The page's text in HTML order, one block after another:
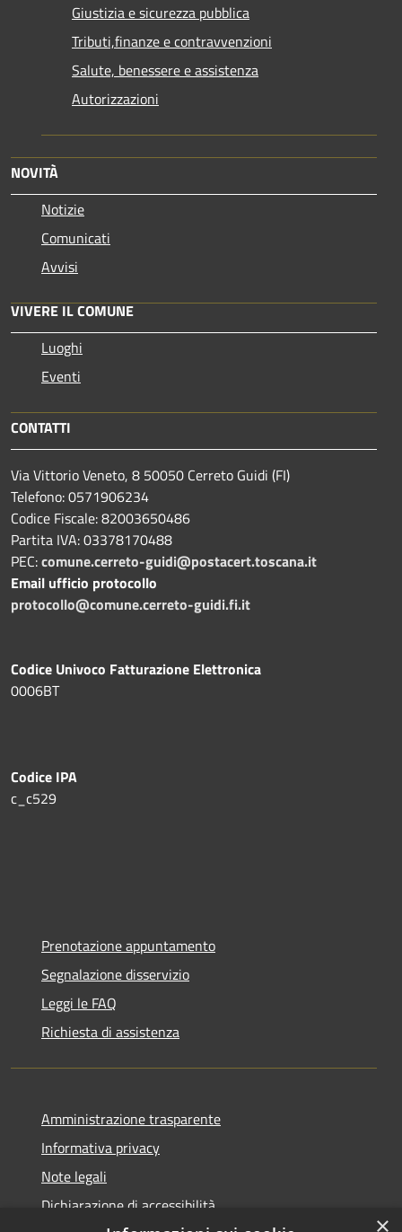
Giustizia e sicurezza pubblica
Tributi,finanze e contravvenzioni
Salute, benessere e assistenza
Autorizzazioni
NOVITÀ
Notizie
Comunicati
Avvisi
VIVERE IL COMUNE
Luoghi
Eventi
CONTATTI
Via Vittorio Veneto, 8 50050 Cerreto Guidi (FI)
Telefono: 0571906234
Codice Fiscale: 82003650486
Partita IVA: 03378170488
PEC:comune.cerreto-guidi@postacert.toscana.it
Email ufficio protocollo
protocollo@comune.cerreto-guidi.fi.it
Codice Univoco Fatturazione Elettronica
0006BT
Codice IPA
c_c529
Prenotazione appuntamento
Segnalazione disservizio
Leggi le FAQ
Richiesta di assistenza
Amministrazione trasparente
Informativa privacy
Note legali
Dichiarazione di accessibilità
×